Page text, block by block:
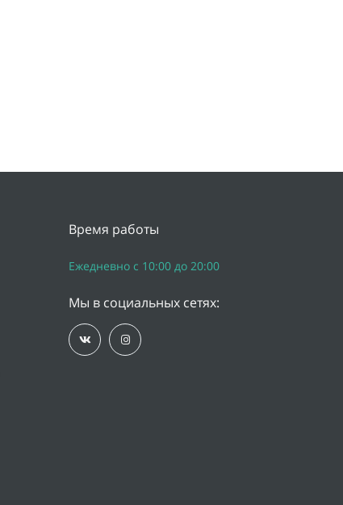
Время работы
Ежедневно с 10:00 до 20:00
Мы в социальных сетях: